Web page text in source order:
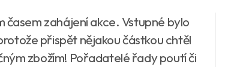
časem zahájení akce. Vstupné bylo
přispět nějakou částkou chtěl
zbožím! Pořadatelé řady poutí či